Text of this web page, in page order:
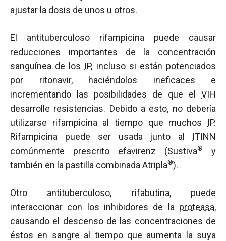
ajustar la dosis de unos u otros.
El antituberculoso rifampicina puede causar
reducciones importantes de la concentración
sanguínea de los IP, incluso si están potenciados
por ritonavir, haciéndolos ineficaces e
incrementando las posibilidades de que el VIH
desarrolle resistencias. Debido a esto, no debería
utilizarse rifampicina al tiempo que muchos IP.
Rifampicina puede ser usada junto al ITINN
comúnmente prescrito efavirenz (Sustiva®
y
también en la pastilla combinada Atripla®).
Otro antituberculoso, rifabutina, puede
interaccionar con los inhibidores de la proteasa,
causando el descenso de las concentraciones de
éstos en sangre al tiempo que aumenta la suya